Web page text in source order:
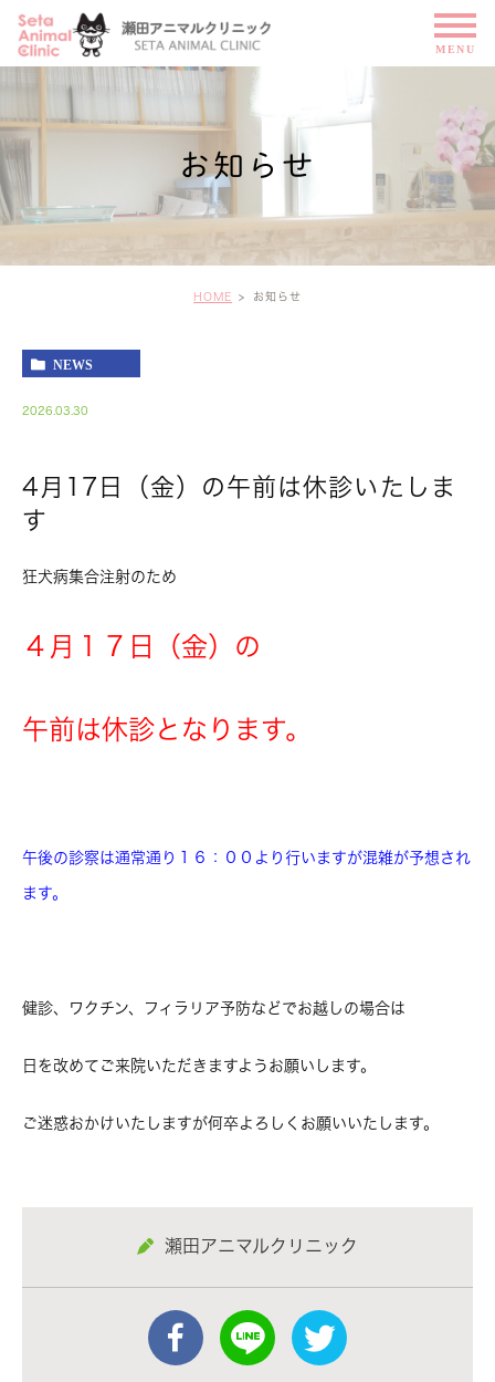
お知らせ
HOME お知らせ
NEWS
2026.03.30
4月17日（金）の午前は休診いたしま
す
狂犬病集合注射のため
４月１７日（金）の
午前は休診となります。
午後の診察は通常通り１６：００より行いますが混雑が予想され
ます。
健診、ワクチン、フィラリア予防などでお越しの場合は
日を改めてご来院いただきますようお願いします。
ご迷惑おかけいたしますが何卒よろしくお願いいたします。
瀬田アニマルクリニック